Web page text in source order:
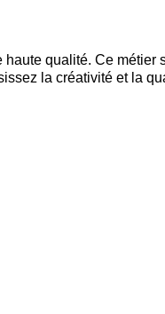
qualité. Ce métier
la créativité et la